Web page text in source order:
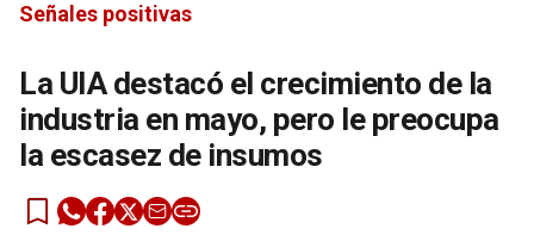
Señales positivas
La UIA destacó el crecimiento de la
industria en mayo, pero le preocupa
la escasez de insumos